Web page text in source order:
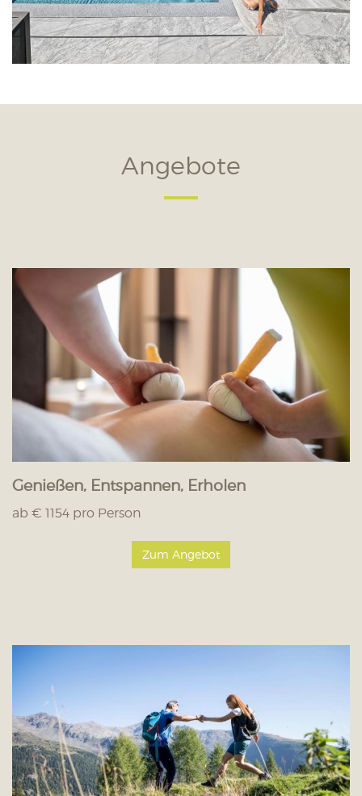
Angebote
Genießen, Entspannen, Erholen
ab € 1154 pro Person
Zum Angebot